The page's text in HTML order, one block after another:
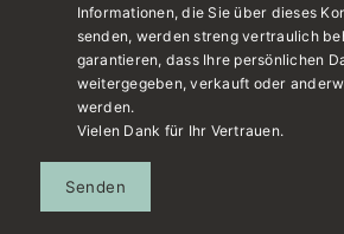
Informationen, die Sie über dieses
senden, werden streng vertraulich
garantieren, dass Ihre persönlichen
weitergegeben, verkauft oder
werden.
Vielen Dank für Ihr Vertrauen.
Senden